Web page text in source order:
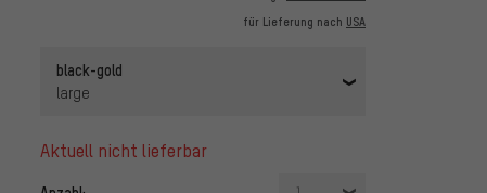
für Lieferung nach USA
black-gold
large
aktuell nicht lieferbar